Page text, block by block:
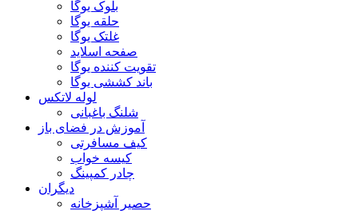
بلوک یوگا
حلقه یوگا
غلتک یوگا
صفحه اسلاید
تقویت کننده یوگا
باند کششی یوگا
لوله لاتکس
شلنگ باغبانی
آموزش در فضای باز
کیف مسافرتی
کیسه خواب
چادر کمپینگ
دیگران
حصیر آشپزخانه